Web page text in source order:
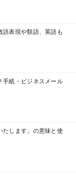
語表現や類語、英語も
手紙・ビジネスメール
たします」の意味と使